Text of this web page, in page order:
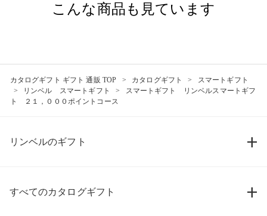
こんな商品も見ています
カタログギフト ギフト 通販 TOP カタログギフト
スマートギフト
リンベル スマートギフト
スマートギフト リンベルスマートギフ
ト ２１，０００ポイントコース
リンベルのギフト
すべてのカタログギフト